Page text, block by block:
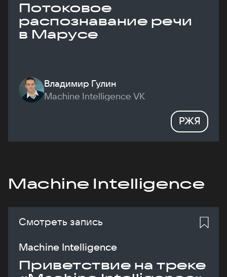
Потоковое
распознавание речи
в Марусе
Владимир Гулин
Machine Intelligence VK
РЖЯ
Machine Intelligence
Смотреть запись
Machine Intelligence
Приветствие на треке